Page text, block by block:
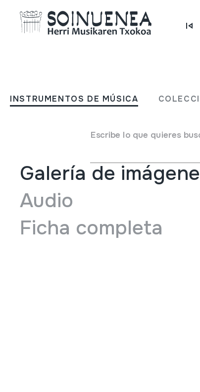
INSTRUMENTOS DE MÚSICA
Escribe lo que quieres
BIOLINA
Tipo de Instrumento de música Cordófonos ->
Galería de
Audio
Ficha completa